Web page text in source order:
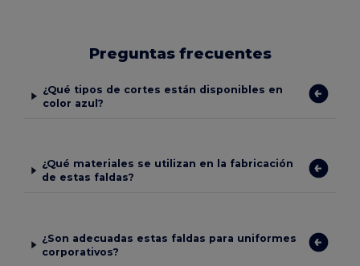
Preguntas frecuentes
¿Qué tipos de cortes están disponibles en
color azul?
¿Qué materiales se utilizan en la fabricación
de estas faldas?
¿Son adecuadas estas faldas para uniformes
corporativos?